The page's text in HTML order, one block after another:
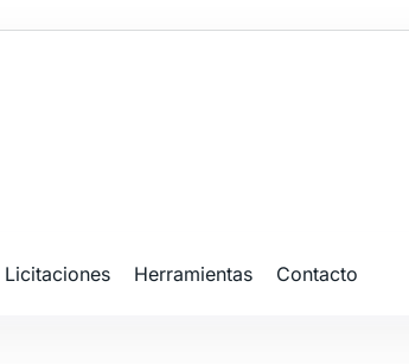
Licitaciones Herramientas Contacto